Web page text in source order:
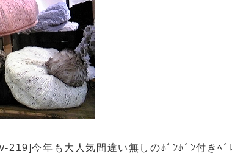
219]今年も大人気間違い無しのﾎﾞﾝﾎﾞﾝ付きﾍ